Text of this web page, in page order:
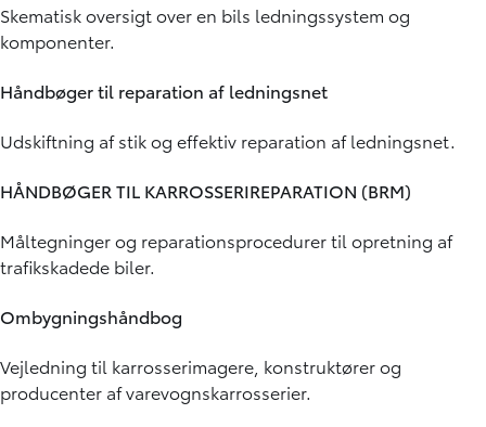
Skematisk oversigt over en bils ledningssystem og
komponenter.
Håndbøger til reparation af ledningsnet
Udskiftning af stik og effektiv reparation af ledningsnet.
HÅNDBØGER TIL KARROSSERIREPARATION (BRM)
Måltegninger og reparationsprocedurer til opretning af
trafikskadede biler.
Ombygningshåndbog
Vejledning til karrosserimagere, konstruktører og
producenter af varevognskarrosserier.